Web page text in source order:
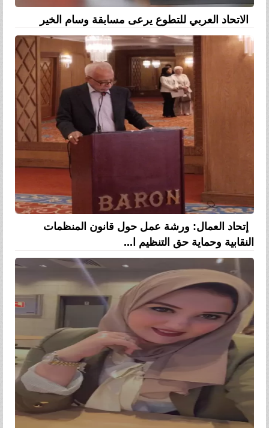
الاتحاد العربي للتطوع يرعى مسابقة وسام الخير
إتحاد العمال: ورشة عمل حول قانون المنظمات
النقابية وحماية حق التنظيم ا...